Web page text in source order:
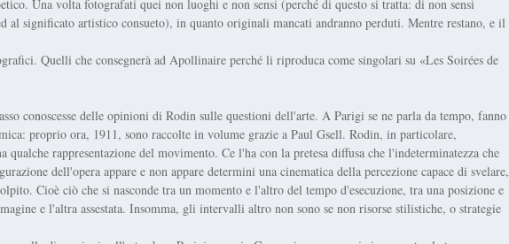
Una volta fotografati quei non luoghi e non sensi (perché di questo si tratta: di non sensi
al significato artistico consueto), in quanto originali mancati andranno perduti. Mentre restano, e il
Quelli che consegnerà ad Apollinaire perché li riproduca come singolari su «Les Soirées de
conoscesse delle opinioni di Rodin sulle questioni dell'arte. A Parigi se ne parla da tempo, fanno
proprio ora, 1911, sono raccolte in volume grazie a Paul Gsell. Rodin, in particolare,
qualche rappresentazione del movimento. Ce l'ha con la pretesa diffusa che l'indeterminatezza che
dell'opera appare e non appare determini una cinematica della percezione capace di svelare,
Cioè ciò che si nasconde tra un momento e l'altro del tempo d'esecuzione, tra una posizione e
e l'altra assestata. Insomma, gli intervalli altro non sono se non risorse stilistiche, o strategie